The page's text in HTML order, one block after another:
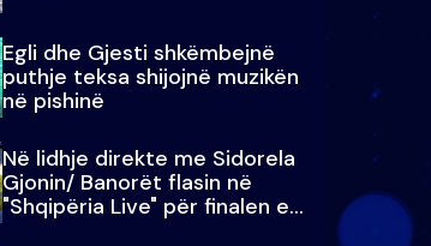
Egli dhe Gjesti shkëmbejnë
puthje teksa shijojnë muzikën
në pishinë
Në lidhje direkte me Sidorela
Gjonin/ Banorët flasin në
"Shqipëria Live" për finalen e
madhe